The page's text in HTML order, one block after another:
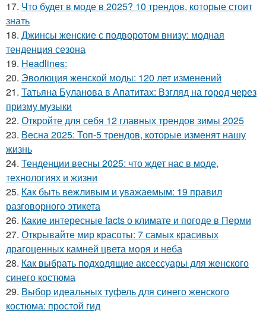
17. Что будет в моде в 2025? 10 трендов, которые стоит
знать
18. Джинсы женские с подворотом внизу: модная
тенденция сезона
19. Headlines:
20. Эволюция женской моды: 120 лет изменений
21. Татьяна Буланова в Апатитах: Взгляд на город через
призму музыки
22. Откройте для себя 12 главных трендов зимы 2025
23. Весна 2025: Топ-5 трендов, которые изменят нашу
жизнь
24. Тенденции весны 2025: что ждет нас в моде,
технологиях и жизни
25. Как быть вежливым и уважаемым: 19 правил
разговорного этикета
26. Какие интересные facts о климате и погоде в Перми
27. Открывайте мир красоты: 7 самых красивых
драгоценных камней цвета моря и неба
28. Как выбрать подходящие аксессуары для женского
синего костюма
29. Выбор идеальных туфель для синего женского
костюма: простой гид